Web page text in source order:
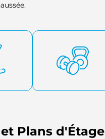
Plans d'Étage